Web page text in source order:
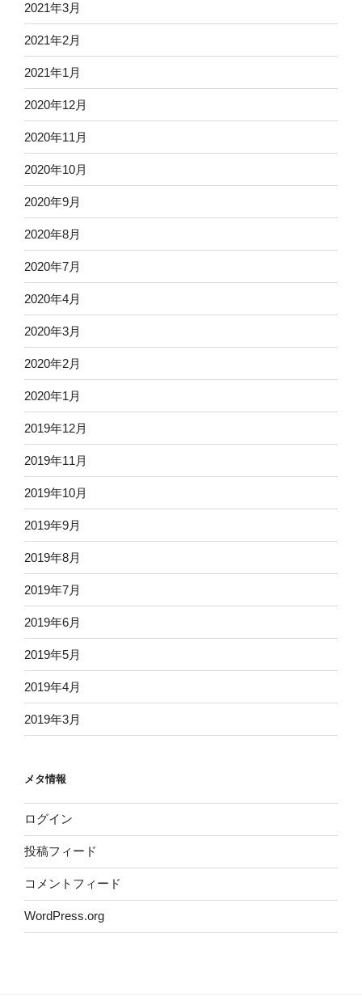
2021年3月
2021年2月
2021年1月
2020年12月
2020年11月
2020年10月
2020年9月
2020年8月
2020年7月
2020年4月
2020年3月
2020年2月
2020年1月
2019年12月
2019年11月
2019年10月
2019年9月
2019年8月
2019年7月
2019年6月
2019年5月
2019年4月
2019年3月
メタ情報
ログイン
投稿フィード
コメントフィード
WordPress.org